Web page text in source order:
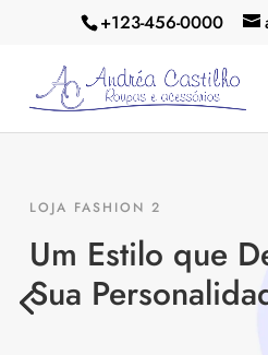
+123-456-0000
LOJA FASHION 2
Um Estilo que
Sua